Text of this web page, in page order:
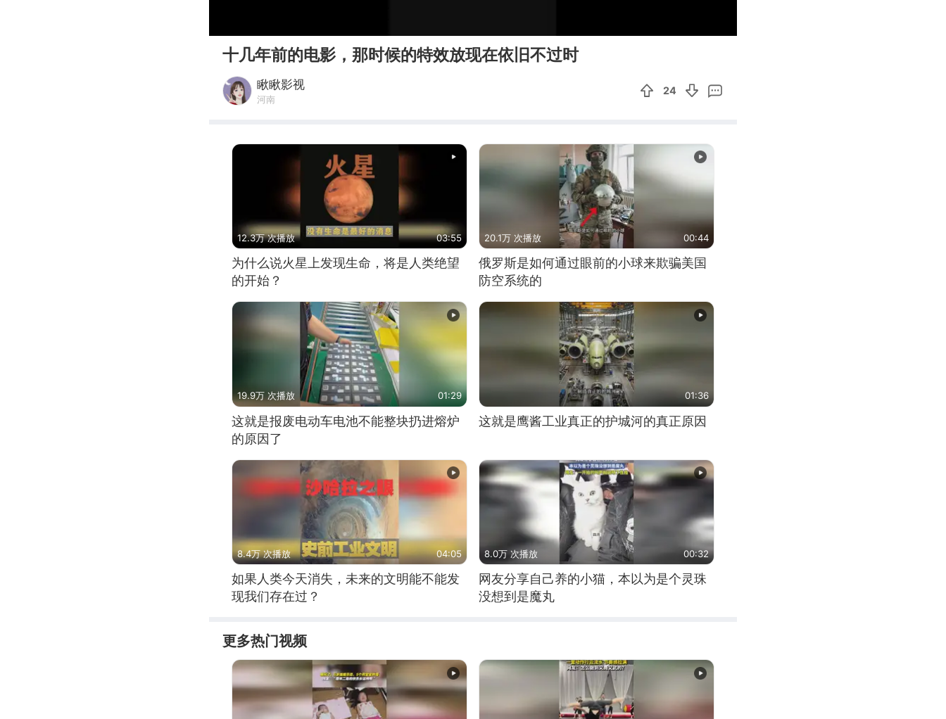
十几年前的电影，那时候的特效放现在依旧不过时
瞅瞅影视
河南
24
12.3万 次播放 03:55
为什么说火星上发现生命，将是人类绝望
的开始？
20.1万 次播放 00:44
俄罗斯是如何通过眼前的小球来欺骗美国
防空系统的
19.9万 次播放 01:29
这就是报废电动车电池不能整块扔进熔炉
的原因了
01:36
这就是鹰酱工业真正的护城河的真正原因
8.4万 次播放 04:05
如果人类今天消失，未来的文明能不能发
现我们存在过？
8.0万 次播放 00:32
网友分享自己养的小猫，本以为是个灵珠
没想到是魔丸
更多热门视频